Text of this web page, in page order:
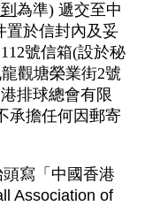
為準) 遞交至中
置於信封內及妥
號信箱(設於秘
觀塘榮業街2號
排球總會有限
承擔任何因郵寄
寫「 中國香港
Association of